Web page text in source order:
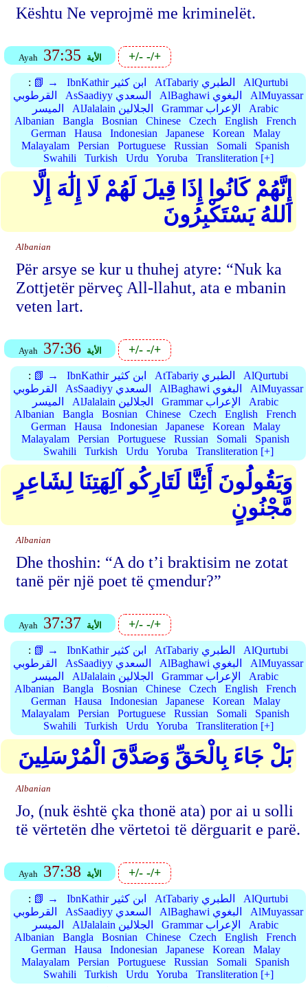
Kështu Ne veprojmë me kriminelët.
Ayah 37:35 الأية +/--/+
: 📗 → IbnKathir ابن كثير AtTabariy الطبري
AlQurtubi
القرطوبي
AsSaadiyy السعدي AlBaghawi البغوي
AlMuyassar
الميسر
AlJalalain الجلالين Grammar الإعراب
Arabic
Albanian
Bangla Bosnian Chinese Czech English
French
German
Hausa Indonesian Japanese Korean
Malay
Malayalam
Persian Portuguese Russian Somali
Spanish
Swahili
Turkish Urdu Yoruba Transliteration [+]
إِنَّهُمْ كَانُوا إِذَا قِيلَ لَهُمْ لَا إِلَٰهَ إِلَّا
اللهُ يَسْتَكْبِرُونَ
Albanian
Për arsye se kur u thuhej atyre: “Nuk ka
Zottjetër përveç All-llahut, ata e mbanin
veten lart.
Ayah 37:36 الأية +/--/+
: 📗 → IbnKathir ابن كثير AtTabariy الطبري
AlQurtubi
القرطوبي
AsSaadiyy السعدي AlBaghawi البغوي
AlMuyassar
الميسر
AlJalalain الجلالين Grammar الإعراب
Arabic
Albanian
Bangla Bosnian Chinese Czech English
French
German
Hausa Indonesian Japanese Korean
Malay
Malayalam
Persian Portuguese Russian Somali
Spanish
Swahili
Turkish Urdu Yoruba Transliteration [+]
وَيَقُولُونَ أَئِنَّا لَتَارِكُو آلِهَتِنَا لِشَاعِرٍ
مَّجْنُونٍ
Albanian
Dhe thoshin: “A do t’i braktisim ne zotat
tanë për një poet të çmendur?”
Ayah 37:37 الأية +/--/+
: 📗 → IbnKathir ابن كثير AtTabariy الطبري
AlQurtubi
القرطوبي
AsSaadiyy السعدي AlBaghawi البغوي
AlMuyassar
الميسر
AlJalalain الجلالين Grammar الإعراب
Arabic
Albanian
Bangla Bosnian Chinese Czech English
French
German
Hausa Indonesian Japanese Korean
Malay
Malayalam
Persian Portuguese Russian Somali
Spanish
Swahili
Turkish Urdu Yoruba Transliteration [+]
بَلْ جَاءَ بِالْحَقِّ وَصَدَّقَ الْمُرْسَلِينَ
Albanian
Jo, (nuk është çka thonë ata) por ai u solli
të vërtetën dhe vërtetoi të dërguarit e parë.
Ayah 37:38 الأية +/--/+
: 📗 → IbnKathir ابن كثير AtTabariy الطبري
AlQurtubi
القرطوبي
AsSaadiyy السعدي AlBaghawi البغوي
AlMuyassar
الميسر
AlJalalain الجلالين Grammar الإعراب
Arabic
Albanian
Bangla Bosnian Chinese Czech English
French
German
Hausa Indonesian Japanese Korean
Malay
Malayalam
Persian Portuguese Russian Somali
Spanish
Swahili
Turkish Urdu Yoruba Transliteration [+]